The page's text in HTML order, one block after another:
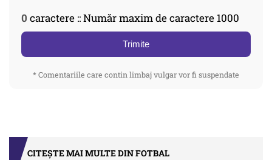
0 caractere :: Număr maxim de caractere 1000
Trimite
* Comentariile care contin limbaj vulgar vor fi suspendate
CITEȘTE MAI MULTE DIN FOTBAL